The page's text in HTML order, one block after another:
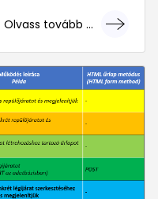
Olvass tovább ...
... mert megéri!